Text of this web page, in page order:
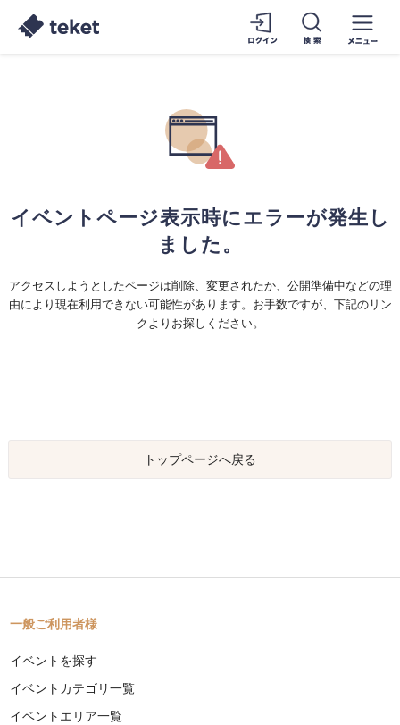
イベントページ表示時にエラーが発生し
ました。
アクセスしようとしたページは削除、変更されたか、公開準備中などの理
由により現在利用できない可能性があります。お手数ですが、下記のリン
クよりお探しください。
トップページへ戻る
一般ご利用者様
イベントを探す
イベントカテゴリ一覧
イベントエリア一覧